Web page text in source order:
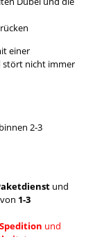
einer
stört nicht immer
2-3
und
von 1-3
Spedition und